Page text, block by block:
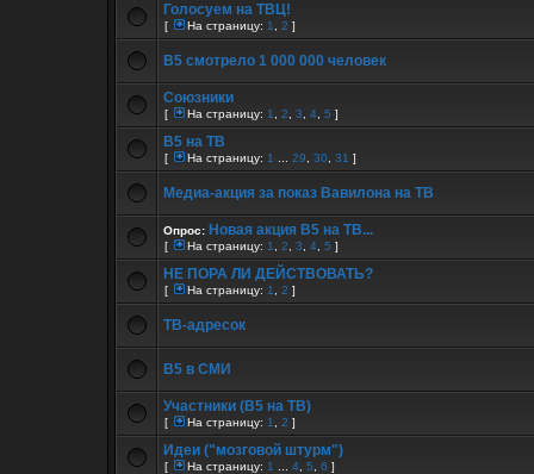
Голосуем на ТВЦ!
[ На страницу: 1 2 ]
В5 смотрело 1 000 000 человек
Союзники
[ На страницу: 1 2 3 4 5 ]
B5 на ТВ
[ На страницу: 1 29 30 31 ]
Медиа-акция за показ Вавилона на ТВ
Опрос: Новая акция В5 на ТВ...
[ На страницу: 1 2 3 4 5 ]
НЕ ПОРА ЛИ ДЕЙСТВОВАТЬ?
[ На страницу: 1 2 ]
ТВ-адресок
B5 в СМИ
Участники (B5 на ТВ)
[ На страницу: 1 2 ]
Идеи ("мозговой штурм")
[ На страницу: 1 4 5 6 ]